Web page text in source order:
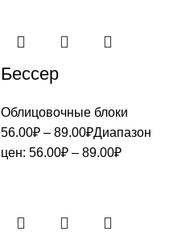
Бессер
Облицовочные блоки
56.00₽ – 89.00₽Диапазон
цен: 56.00₽ – 89.00₽